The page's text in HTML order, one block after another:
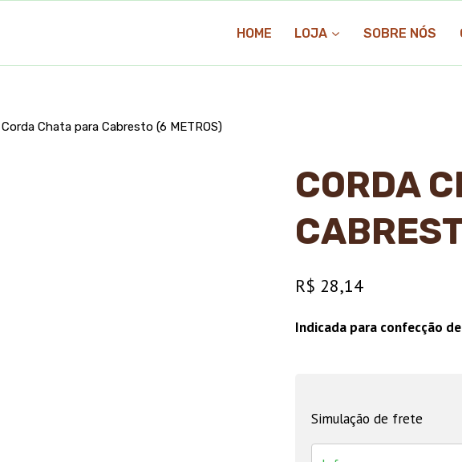
HOME LOJA SOBRE NÓS
Corda Chata para Cabresto (6 METROS)
CORDA
R$ 28,14
Indicada para confecção
Simulação de frete